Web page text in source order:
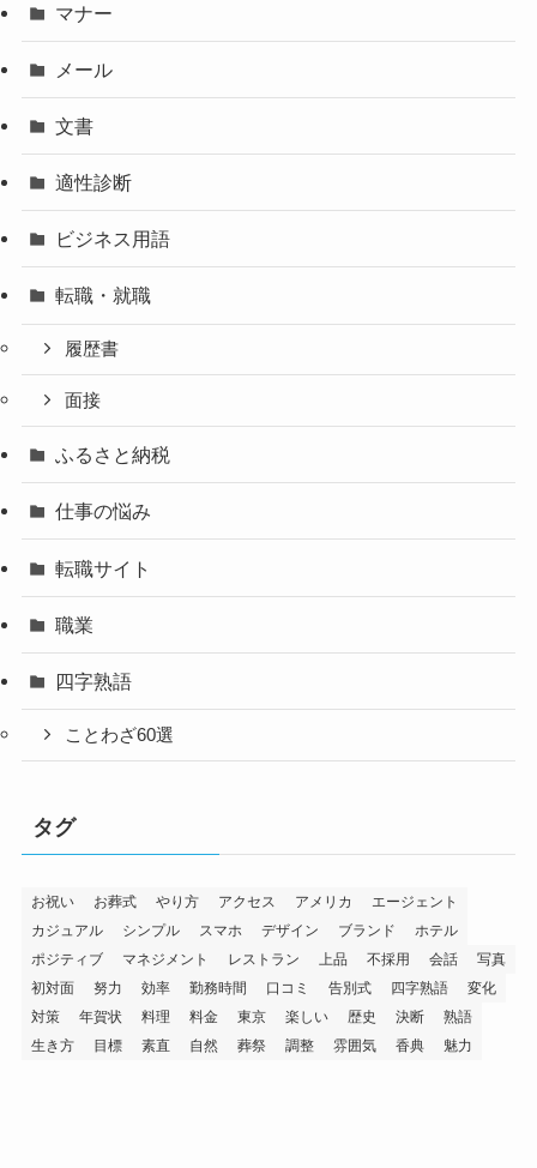
マナー
メール
文書
適性診断
ビジネス用語
転職・就職
履歴書
面接
ふるさと納税
仕事の悩み
転職サイト
職業
四字熟語
ことわざ60選
タグ
お祝い お葬式 やり方 アクセス アメリカ
エージェント
カジュアル
シンプル スマホ デザイン ブランド
ホテル
ポジティブ
マネジメント レストラン 上品 不採用 会話
写真
初対面
努力 効率 勤務時間 口コミ 告別式 四字熟語
変化
対策
年賀状 料理 料金 東京 楽しい 歴史 決断
熟語
生き方
目標 素直 自然 葬祭 調整 雰囲気 香典 魅力